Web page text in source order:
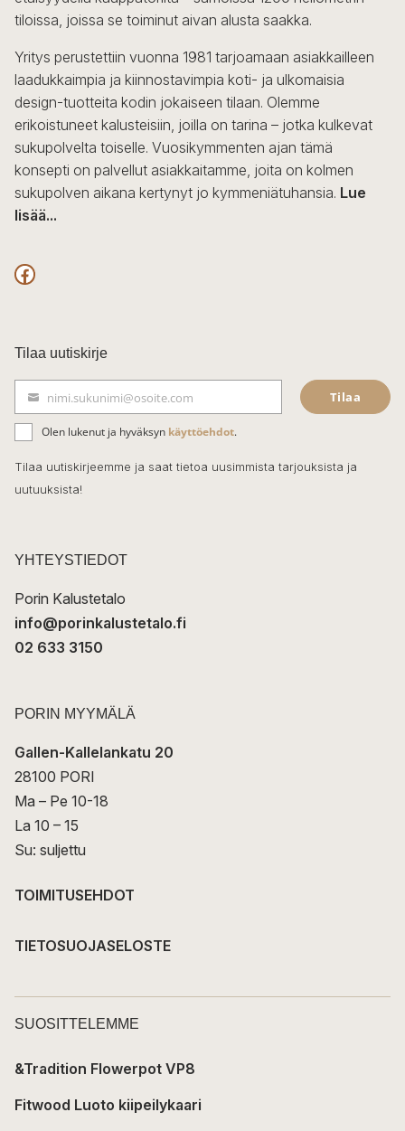
tiloissa, joissa se toiminut aivan alusta saakka.
Yritys perustettiin vuonna 1981 tarjoamaan asiakkailleen
laadukkaimpia ja kiinnostavimpia koti- ja ulkomaisia
design-tuotteita kodin jokaiseen tilaan. Olemme
erikoistuneet kalusteisiin, joilla on tarina – jotka kulkevat
sukupolvelta toiselle. Vuosikymmenten ajan tämä
konsepti on palvellut asiakkaitamme, joita on kolmen
sukupolven aikana kertynyt jo kymmeniätuhansia. Lue
lisää...
F
c
e
b
o
o
k
Tilaa uutiskirje
ä
h
k
t
nimi.sukunimi@osoite.com Tilaa
Olen lukenut ja hyväksyn käyttöehdot.
Tilaa uutiskirjeemme ja saat tietoa uusimmista tarjouksista ja
uutuuksista!
YHTEYSTIEDOT
Porin Kalustetalo
info@porinkalustetalo.fi
02 633 3150
PORIN MYYMÄLÄ
Gallen-Kallelankatu 20
28100 PORI
Ma – Pe 10-18
La 10 – 15
Su: suljettu
TOIMITUSEHDOT
TIETOSUOJASELOSTE
SUOSITTELEMME
&Tradition Flowerpot VP8
Fitwood Luoto kiipeilykaari